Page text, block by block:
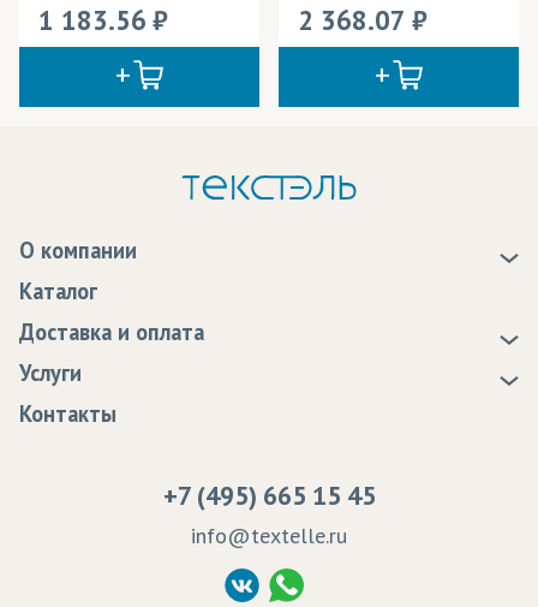
1 183.56 2 368.07
О компании
Статьи
Программа лояльности
Сертификаты качества
Судебные решения
Политика Конфиденциальности
Согласие на обработку ПД
Каталог
Доставка и оплата
Доставка
Оплата
Услуги
Образцы
Контакты
+7 (495) 665 15 45
info@textelle.ru